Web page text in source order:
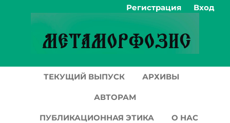
ТЕКУЩИЙ ВЫПУСК АРХИВЫ
АВТОРАМ
ПУБЛИКАЦИОННАЯ ЭТИКА О НАС
Регистрация Вход